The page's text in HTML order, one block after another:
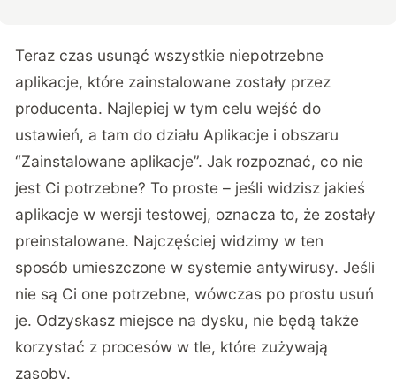
Teraz czas usunąć wszystkie niepotrzebne
aplikacje, które zainstalowane zostały przez
producenta. Najlepiej w tym celu wejść do
ustawień, a tam do działu Aplikacje i obszaru
“Zainstalowane aplikacje”. Jak rozpoznać, co nie
jest Ci potrzebne? To proste – jeśli widzisz jakieś
aplikacje w wersji testowej, oznacza to, że zostały
preinstalowane. Najczęściej widzimy w ten
sposób umieszczone w systemie antywirusy. Jeśli
nie są Ci one potrzebne, wówczas po prostu usuń
je. Odzyskasz miejsce na dysku, nie będą także
korzystać z procesów w tle, które zużywają
zasoby.